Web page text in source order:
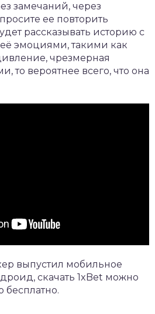
замечаний, через
ее повторить
рассказывать историю с
эмоциями, такими как
чрезмерная
то вероятнее всего, что она
выпустил мобильное
скачать 1xBet можно
бесплатно.